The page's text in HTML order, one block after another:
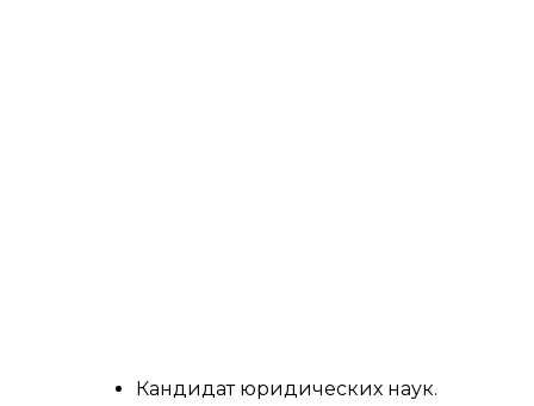
Кандидат юридических наук.